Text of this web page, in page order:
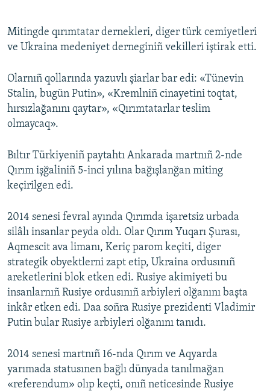
Mitingde qırımtatar dernekleri, diger türk cemiyetleri
ve Ukraina medeniyet derneginiñ vekilleri iştirak etti.
Olarnıñ qollarında yazuvlı şiarlar bar edi: «Tünevin
Stalin, bugün Putin», «Kremlniñ cinayetini toqtat,
hırsızlağanını qaytar», «Qırımtatarlar teslim
olmaycaq».
Bıltır Türkiyeniñ paytahtı Ankarada martnıñ 2-nde
Qırım işğaliniñ 5-inci yılına bağışlanğan miting
keçirilgen edi.
2014 senesi fevral ayında Qırımda işaretsiz urbada
silâlı insanlar peyda oldı. Olar Qırım Yuqarı Şurası,
Aqmescit ava limanı, Keriç parom keçiti, diger
strategik obyektlerni zapt etip, Ukraina ordusınıñ
areketlerini blok etken edi. Rusiye akimiyeti bu
insanlarnıñ Rusiye ordusınıñ arbiyleri olğanını başta
inkâr etken edi. Daa soñra Rusiye prezidenti Vladimir
Putin bular Rusiye arbiyleri olğanını tanıdı.
2014 senesi martnıñ 16-nda Qırım ve Aqyarda
yarımada statusınen bağlı dünyada tanılmağan
«referendum» olıp keçti, onıñ neticesinde Rusiye